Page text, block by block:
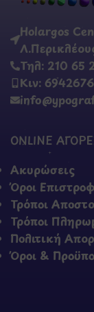
Holargos
Τηλ: 210 65
Κιν:
ONLINE
Ακυρώσεις
Όροι
Τρόποι
Τρόποι
Πολιτική
Όροι &